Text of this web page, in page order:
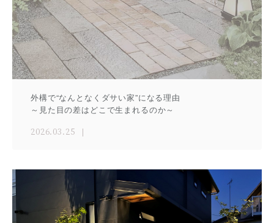
外構で“なんとなくダサい家”になる理由
～見た目の差はどこで生まれるのか～
2026.03.25